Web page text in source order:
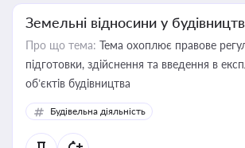
Земельні відносини у
Про що тема: Тема охоплює правове
підготовки, здійснення та введення в
об’єктів будівництва
Будівельна діяльність